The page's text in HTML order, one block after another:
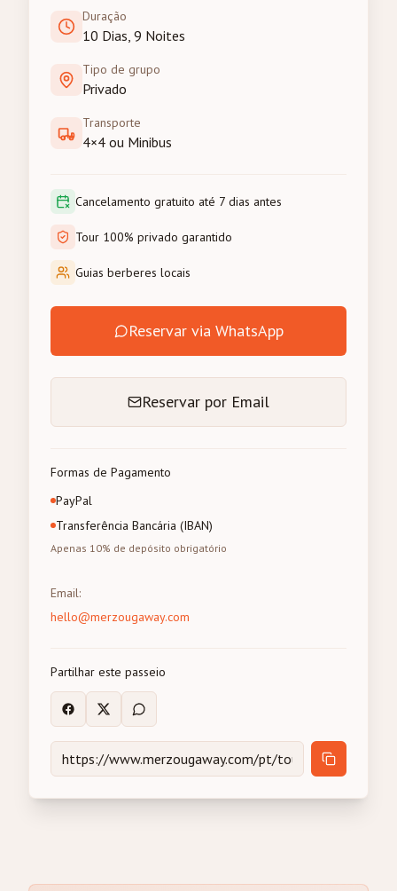
Duração
10 Dias, 9 Noites
Tipo de grupo
Privado
Transporte
4×4 ou Minibus
Cancelamento gratuito até 7 dias antes
Tour 100% privado garantido
Guias berberes locais
Reservar via WhatsApp
Reservar por Email
Formas de Pagamento
PayPal
Transferência Bancária (IBAN)
Apenas 10% de depósito obrigatório
Email:
hello@merzougaway.com
Partilhar este passeio